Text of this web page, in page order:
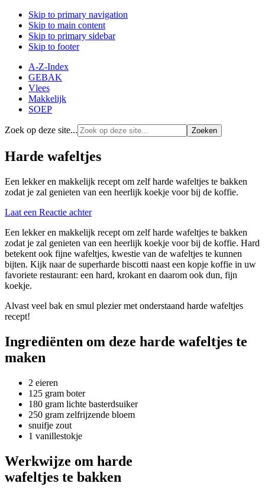
Skip to primary navigation
Skip to main content
Skip to primary sidebar
Skip to footer
A-Z-Index
GEBAK
Vlees
Makkelijk
SOEP
Zoek op deze site...
Harde wafeltjes
Een lekker en makkelijk recept om zelf harde wafeltjes te bakken
zodat je zal genieten van een heerlijk koekje voor bij de koffie.
Laat een Reactie achter
Een lekker en makkelijk recept om zelf harde wafeltjes te bakken
zodat je zal genieten van een heerlijk koekje voor bij de koffie. Hard
betekent ook fijne wafeltjes, kwestie van de wafeltjes te kunnen
bijten. Kijk naar de superharde biscotti naast een kopje koffie in uw
favoriete restaurant: een hard, krokant en daarom ook dun, fijn
koekje.
Alvast veel bak en smul plezier met onderstaand harde wafeltjes
recept!
Ingrediënten om deze harde wafeltjes te
maken
2 eieren
125 gram boter
180 gram lichte basterdsuiker
250 gram zelfrijzende bloem
snuifje zout
1 vanillestokje
Werkwijze om harde
wafeltjes te bakken